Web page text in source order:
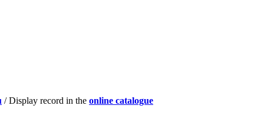
/ Display record in the online catalogue